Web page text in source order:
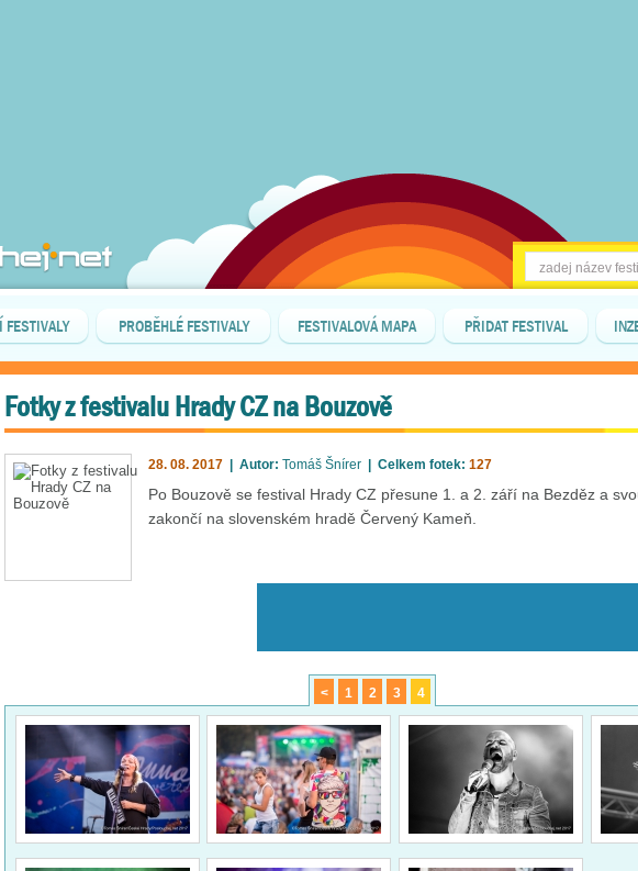
PROBĚHLÉ FESTIVALY FESTIVALOVÁ MAPA PŘIDAT FESTIVAL
Fotky z festivalu Hrady CZ na Bouzově
28. 08. 2017 | Autor: Tomáš Šnírer | Celkem fotek: 127
Po Bouzově se festival Hrady CZ přesune 1. a 2. září na Bezděz a
zakončí na slovenském hradě Červený Kameň.
< 1 2 3 4